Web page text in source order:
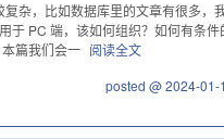
杂，比如数据库里的文章有很多，
于 PC 端，该如何组织？如何有条
篇我们会一 阅读全文
posted @ 2024-